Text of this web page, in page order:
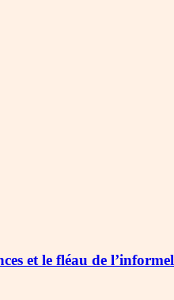
et le fléau de l’informel